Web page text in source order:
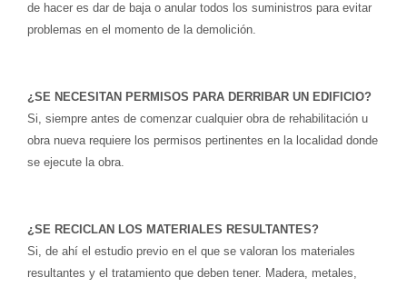
de hacer es dar de baja o anular todos los suministros para evitar
problemas en el momento de la demolición.
¿SE NECESITAN PERMISOS PARA DERRIBAR UN EDIFICIO?
Si, siempre antes de comenzar cualquier obra de rehabilitación u
obra nueva requiere los permisos pertinentes en la localidad donde
se ejecute la obra.
¿SE RECICLAN LOS MATERIALES RESULTANTES?
Si, de ahí el estudio previo en el que se valoran los materiales
resultantes y el tratamiento que deben tener. Madera, metales,